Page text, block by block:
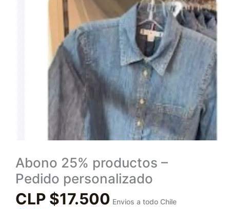
Abono 25% productos –
Pedido personalizado
CLP $17.500 Envios a todo Chile